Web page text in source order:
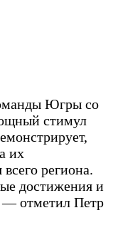
Югры со
стимул
их
региона.
достижения и
— отметил Петр